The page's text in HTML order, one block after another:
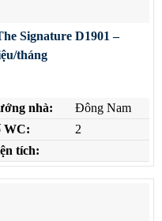
Signature D1901 –
tháng
nhà:
Đông Nam
WC:
2
tích: